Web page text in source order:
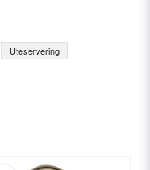
Uteservering